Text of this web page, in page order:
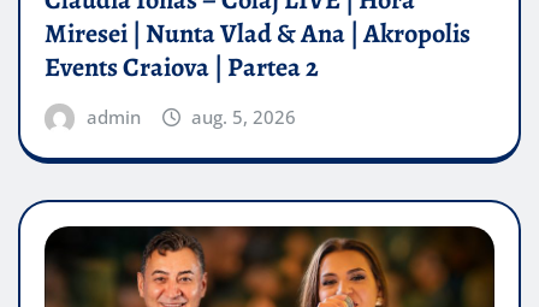
Miresei | Nunta Vlad & Ana | Akropolis
Events Craiova | Partea 2
admin aug. 5, 2026